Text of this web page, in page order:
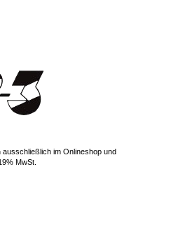
ausschließlich im Onlineshop und
MwSt.